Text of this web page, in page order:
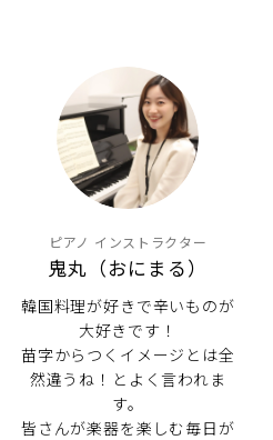
ピアノ インストラクター
鬼丸（おにまる）
韓国料理が好きで辛いものが
大好きです！
苗字からつくイメージとは全
然違うね！とよく言われま
す。
皆さんが楽器を楽しむ毎日が